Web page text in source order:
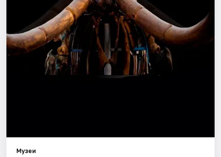
Артисты
Рейтинги
Музеи